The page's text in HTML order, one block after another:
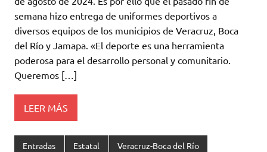
semana hizo entrega de uniformes deportivos a
diversos equipos de los municipios de Veracruz, Boca
del Río y Jamapa. «El deporte es una herramienta
poderosa para el desarrollo personal y comunitario.
Queremos […]
LEER MÁS
Entradas Estatal Veracruz-Boca del Río